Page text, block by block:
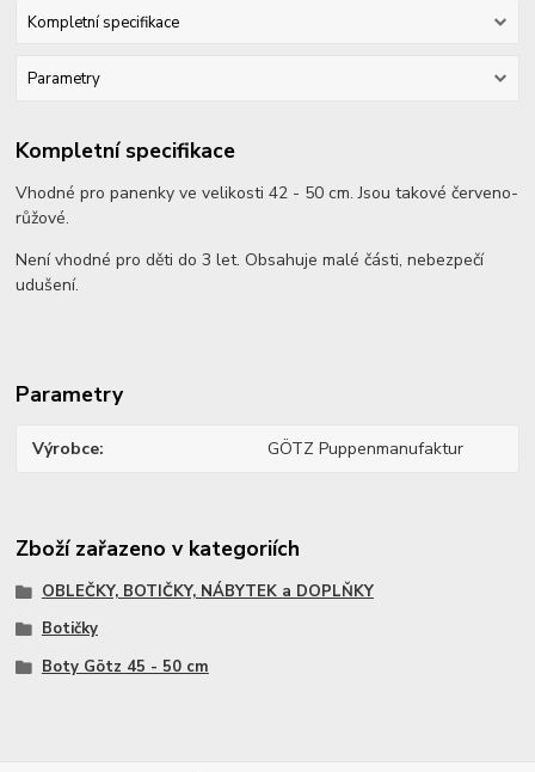
Kompletní specifikace
Parametry
Kompletní specifikace
Vhodné pro panenky ve velikosti 42 - 50 cm. Jsou takové červeno-
růžové.
Není vhodné pro děti do 3 let. Obsahuje malé části, nebezpečí
udušení.
Parametry
Výrobce GÖTZ Puppenmanufaktur
Zboží zařazeno v kategoriích
OBLEČKY, BOTIČKY, NÁBYTEK a DOPLŇKY
Botičky
Boty Götz 45 - 50 cm